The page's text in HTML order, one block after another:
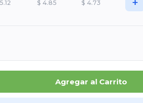
5.12 $ 4.85 $ 4.73
Agregar al Carrito